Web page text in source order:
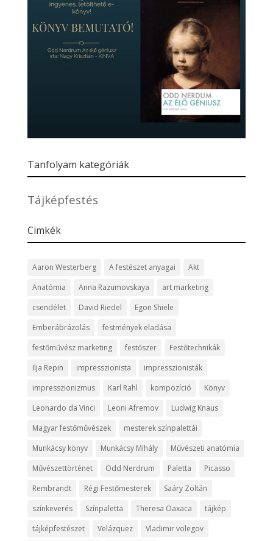
Tanfolyam kategóriák
Tájképfestés
Cimkék
Aaron Westerberg A festészet anyagai
Akt
Anatómia
Anna Razumovskaya
art marketing
csendélet
David Riedel
Egon Shiele
Emberábrázolás
festmények eladása
festőművész marketing
festőszer
Festőtechnikák
Ilja Repin
impresszionista
impresszionisták
impresszionizmus
Karl Rahl kompozíció
Könyv
Leonardo da Vinci
Leoni Afremov
Ludwig Knaus
Magyar festőművészek
mesterek színpalettái
Munkácsy könyv
Munkácsy Mihály
Művészeti anatómia
Művészettörténet
Odd Nerdrum Paletta
Picasso
Rembrandt
Régi Festőmesterek
Saáry Zoltán
színkeverés
Színpaletta Theresa Oaxaca
tájkép
tájképfestészet
Velázquez
Vladimir volegov